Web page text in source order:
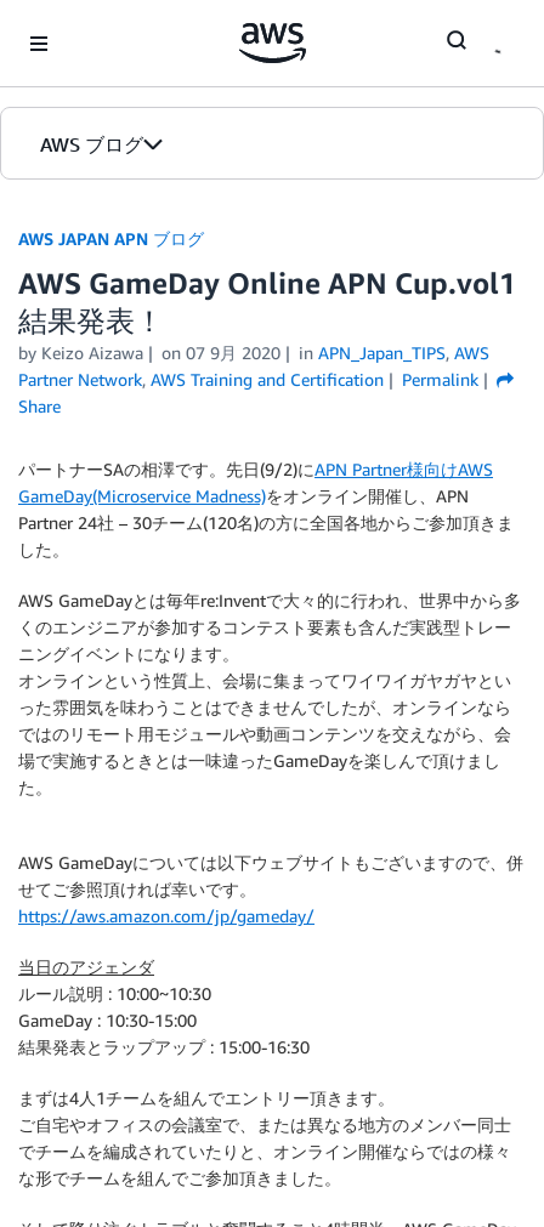
AWS ブログ
カテゴリ
エディション
AWS JAPAN APN ブログ
AWS GameDay Online APN Cup.vol1
結果発表！
by Keizo Aizawa on 07 9月 2020 in APN_Japan_TIPS, AWS
Partner Network, AWS Training and Certification
Permalink
Share
パートナーSAの相澤です。先日(9/2)にAPN Partner様向けAWS
GameDay(Microservice Madness)をオンライン開催し、APN
Partner 24社 – 30チーム(120名)の方に全国各地からご参加頂きま
した。
AWS GameDayとは毎年re:Inventで大々的に行われ、世界中から多
くのエンジニアが参加するコンテスト要素も含んだ実践型トレー
ニングイベントになります。
オンラインという性質上、会場に集まってワイワイガヤガヤとい
った雰囲気を味わうことはできませんでしたが、オンラインなら
ではのリモート用モジュールや動画コンテンツを交えながら、会
場で実施するときとは一味違ったGameDayを楽しんで頂けまし
た。
AWS GameDayについては以下ウェブサイトもございますので、併
せてご参照頂ければ幸いです。
https://aws.amazon.com/jp/gameday/
当日のアジェンダ
ルール説明 : 10:00~10:30
GameDay : 10:30-15:00
結果発表とラップアップ : 15:00-16:30
まずは4人1チームを組んでエントリー頂きます。
ご自宅やオフィスの会議室で、または異なる地方のメンバー同士
でチームを編成されていたりと、オンライン開催ならではの様々
な形でチームを組んでご参加頂きました。